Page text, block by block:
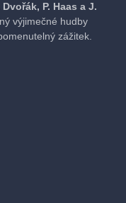
P. Haas a J.
výjimečné hudby
zážitek.